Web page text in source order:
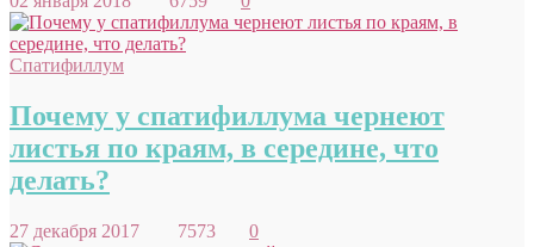
Спатифиллум
Почему у спатифиллума чернеют
листья по краям, в середине, что
делать?
27 декабря 2017 7573 0